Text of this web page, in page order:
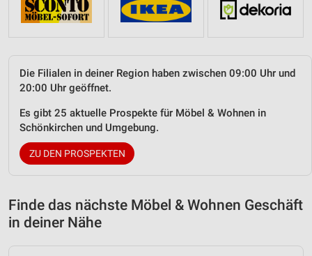
Die Filialen in deiner Region haben zwischen 09:00 Uhr und
20:00 Uhr geöffnet.
Es gibt 25 aktuelle Prospekte für Möbel & Wohnen in
Schönkirchen und Umgebung.
ZU DEN PROSPEKTEN
Finde das nächste Möbel & Wohnen Geschäft
in deiner Nähe